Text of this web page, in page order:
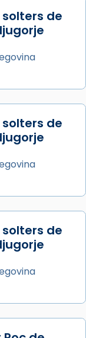
Joan
i l’ha
Cugat, a
la tradició
Júlia”) i
=
1667, el
una obra
Iluro.
de
de
de